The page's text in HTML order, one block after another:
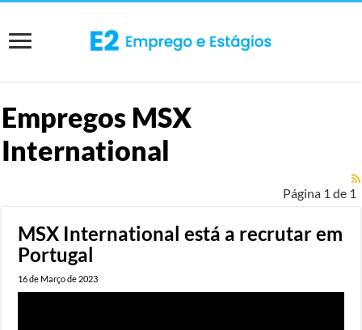
Empregos MSX
International
Página 1 de 1
MSX International está a recrutar em
Portugal
16 de Março de 2023